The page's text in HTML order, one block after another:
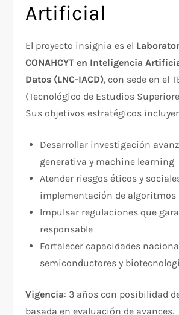
Artificial
El proyecto insignia es el
CONAHCYT en Inteligencia
Datos (LNC-IACD), con sede en el
(Tecnológico de Estudios
Sus objetivos estratégicos
Desarrollar investigación
generativa y machine learning
Atender riesgos éticos y
implementación de algoritmos
Impulsar regulaciones que
responsable
Fortalecer capacidades
semiconductores y
Vigencia: 3 años con posibilidad
basada en evaluación de avances.​